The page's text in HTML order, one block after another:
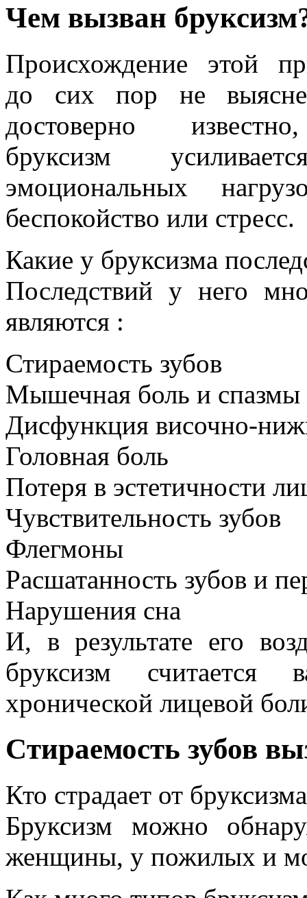
Чем вызван
Происхождение этой
до сих пор не
достоверно
бруксизм
эмоциональных
беспокойство или стресс.
Какие у бруксизма
Последствий у него
являются :
Стираемость зубов
Мышечная боль и спазмы
Дисфункция височно-
Головная боль
Потеря в эстетичности
Чувствительность зубов
Флегмоны
Расшатанность зубов и
Нарушения сна
И, в результате его
бруксизм считается
хронической лицевой
Cтираемость зубов
Кто страдает от
Бруксизм можно
женщины, у пожилых и